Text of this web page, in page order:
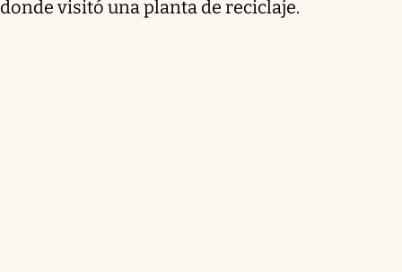
donde visitó una planta de reciclaje.